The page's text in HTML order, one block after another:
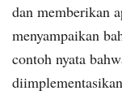
dan memberikan
menyampaikan
contoh nyata